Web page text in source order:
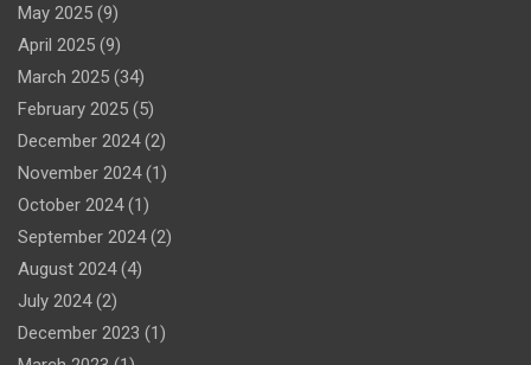
May 2025 (9)
April 2025 (9)
March 2025 (34)
February 2025 (5)
December 2024(2)
November 2024(1)
October 2024(1)
September 2024(2)
August 2024(4)
July 2024(2)
December 2023 (1)